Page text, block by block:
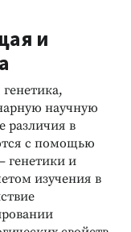
и
научную
различия в
с помощью
генетики и
изучения в